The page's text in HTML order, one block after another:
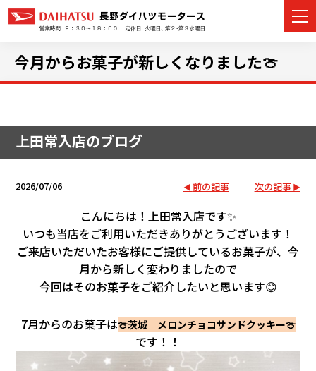
店舗情報
イベント・キャンペーン
ご購入者サポート
アフターサポート
会社情報
今月からお菓子が新しくなりました🍈
上田常入店のブログ
2026/07/06 前の記事 次の記事
こんにちは！上田常入店です✨
いつも当店をご利用いただきありがとうございます！
ご来店いただいたお客様にご提供しているお菓子が、今
月から新しく変わりましたので
今回はそのお菓子をご紹介したいと思います😊
7月からのお菓子は🍈茨城 メロンチョコサンドクッキー🍈
です！！